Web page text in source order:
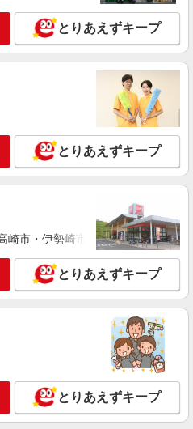
詳細を見る
放課後等デイで子ども達の支援/
不問
円〜 ＜日払い有/週払い有/交通費全
代含む)＞
区
経験OK★誰かの支えになれる人
世話人♪
〜2187円 ＜日払い有/週払い有/交
詳細を見る
とりあえずキープ
とりあえずキープ
崎市・伊勢崎市・太田市・館林市
とりあえずキープ
とりあえずキープ